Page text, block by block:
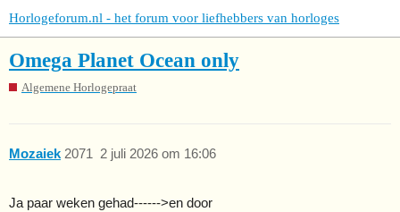
Horlogeforum.nl - het forum voor liefhebbers van horloges
Omega Planet Ocean only
Algemene Horlogepraat
Mozaiek 2 juli 2026 om 16:06
2071
Ja paar weken gehad------>en door